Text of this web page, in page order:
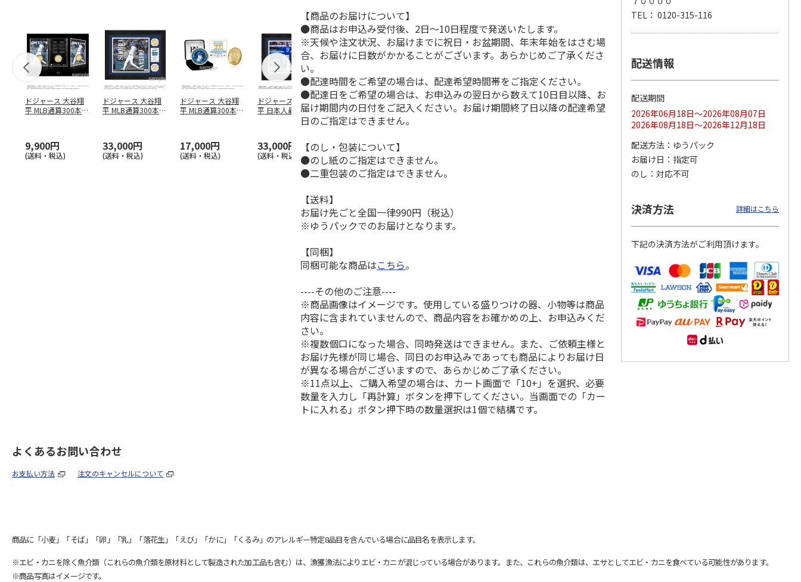
ドジャース 大谷翔
平 MLB通算300本塁
9,900円
(送料・税込)
ドジャース 大谷翔
平 MLB通算300本塁
33,000円
(送料・税込)
ドジャース 大谷翔
平 MLB通算300本塁
17,000円
(送料・税込)
ドジャース 大谷翔
平 日本人最多53試
合連続出塁記念 ダ
33,000円
(送料・税込)
MLB ドジャース 大
谷翔平 2026 NL 3・
4月投手…
33,000円
(送料・税込)
ドジャース 大谷翔
平 日本人最多53試
(送料・税込)
MLB ドジャース 大
谷翔平・山本由伸・
MLB ドジャース 大
谷翔平 2026 NL 3・
ドジャース 大谷翔
平 日本人最多53試
合連続出塁記念 シ
ル…
17,000円
(送料・税込)
谷翔平 2026 NL 3・
4月投手…
【商品のお届けについて】
●商品はお申込み受付後、2日～10日程度で発送いたします。
※天候や注文状況、お届けまでに祝日・お盆期間、年末年始をはさむ場
合、お届けに日数がかかることがございます。あらかじめご了承くださ
い。
●配達時間をご希望の場合は、配達希望時間帯をご指定ください。
●配達日をご希望の場合は、お申込みの翌日から数えて10日目以降、お
届け期間内の日付をご記入ください。お届け期間終了日以降の配達希望
日のご指定はできません。
【のし・包装について】
●のし紙のご指定はできません。
●二重包装のご指定はできません。
【送料】
お届け先ごと全国一律990円（税込）
※ゆうパックでのお届けとなります。
【同梱】
同梱可能な商品はこちら。
----その他のご注意----
※商品画像はイメージです。使用している盛りつけの器、小物等は商品
内容に含まれていませんので、商品内容をお確かめの上、お申込みくだ
さい。
※複数個口になった場合、同時発送はできません。また、ご依頼主様と
お届け先様が同じ場合、同日のお申込みであっても商品によりお届け日
が異なる場合がございますので、あらかじめご了承ください。
※11点以上、ご購入希望の場合は、カート画面で「10+」を選択、必要
数量を入力し「再計算」ボタンを押下してください。当画面での「カー
トに入れる」ボタン押下時の数量選択は1個で結構です。
TEL： 0120-315-116
配送情報
配送期間
2026年06月18日～2026年08月07日
2026年08月18日～2026年12月18日
配送方法
ゆうパック
お届け日
指定可
のし
対応不可
決済方法 詳細はこちら
下記の決済方法がご利用頂けます。
よくあるお問い合わせ
お支払い方法 注文のキャンセルについて
商品に「小麦」「そば」「卵」「乳」「落花生」「えび」「かに」「くるみ」のアレルギー特定8品目を含んでいる場合に品目名を表示します。
※エビ・カニを除く魚介類（これらの魚介類を原材料として製造された加工品も含む）は、漁獲漁法によりエビ・カニが混じっている場合があります。また、これらの魚介類は、エサとしてエビ・カニを食べている可能性があります。
※商品写真はイメージです。